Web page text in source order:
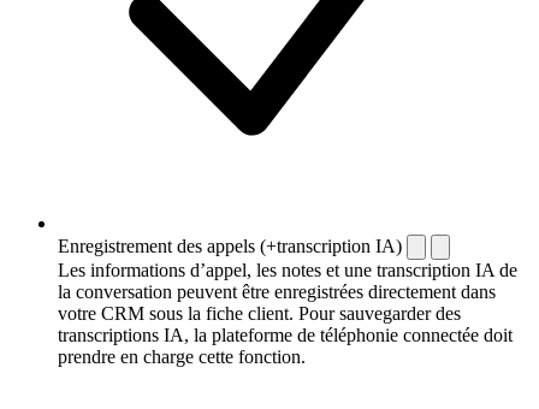
Enregistrement des appels (+transcription IA)
Les informations d’appel, les notes et une transcription IA de
la conversation peuvent être enregistrées directement dans
votre CRM sous la fiche client. Pour sauvegarder des
transcriptions IA, la plateforme de téléphonie connectée doit
prendre en charge cette fonction.